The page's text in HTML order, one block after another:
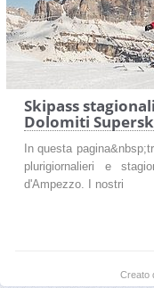
Skipass
Dolomiti
In questa
plurigiornalieri e
d'Ampezzo. I nostri
Creato